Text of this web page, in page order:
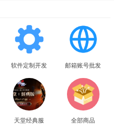
软件定制开发 邮箱账号批发
天堂经典服 全部商品